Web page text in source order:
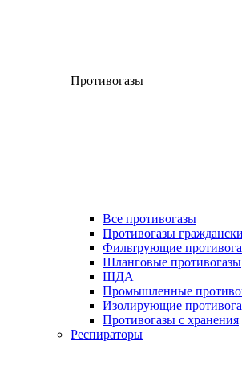
Противогазы
Все противогазы
Противогазы
Фильтрующие
Шланговые противогазы
ШДА
Промышленные
Изолирующие
Противогазы с хранения
Респираторы